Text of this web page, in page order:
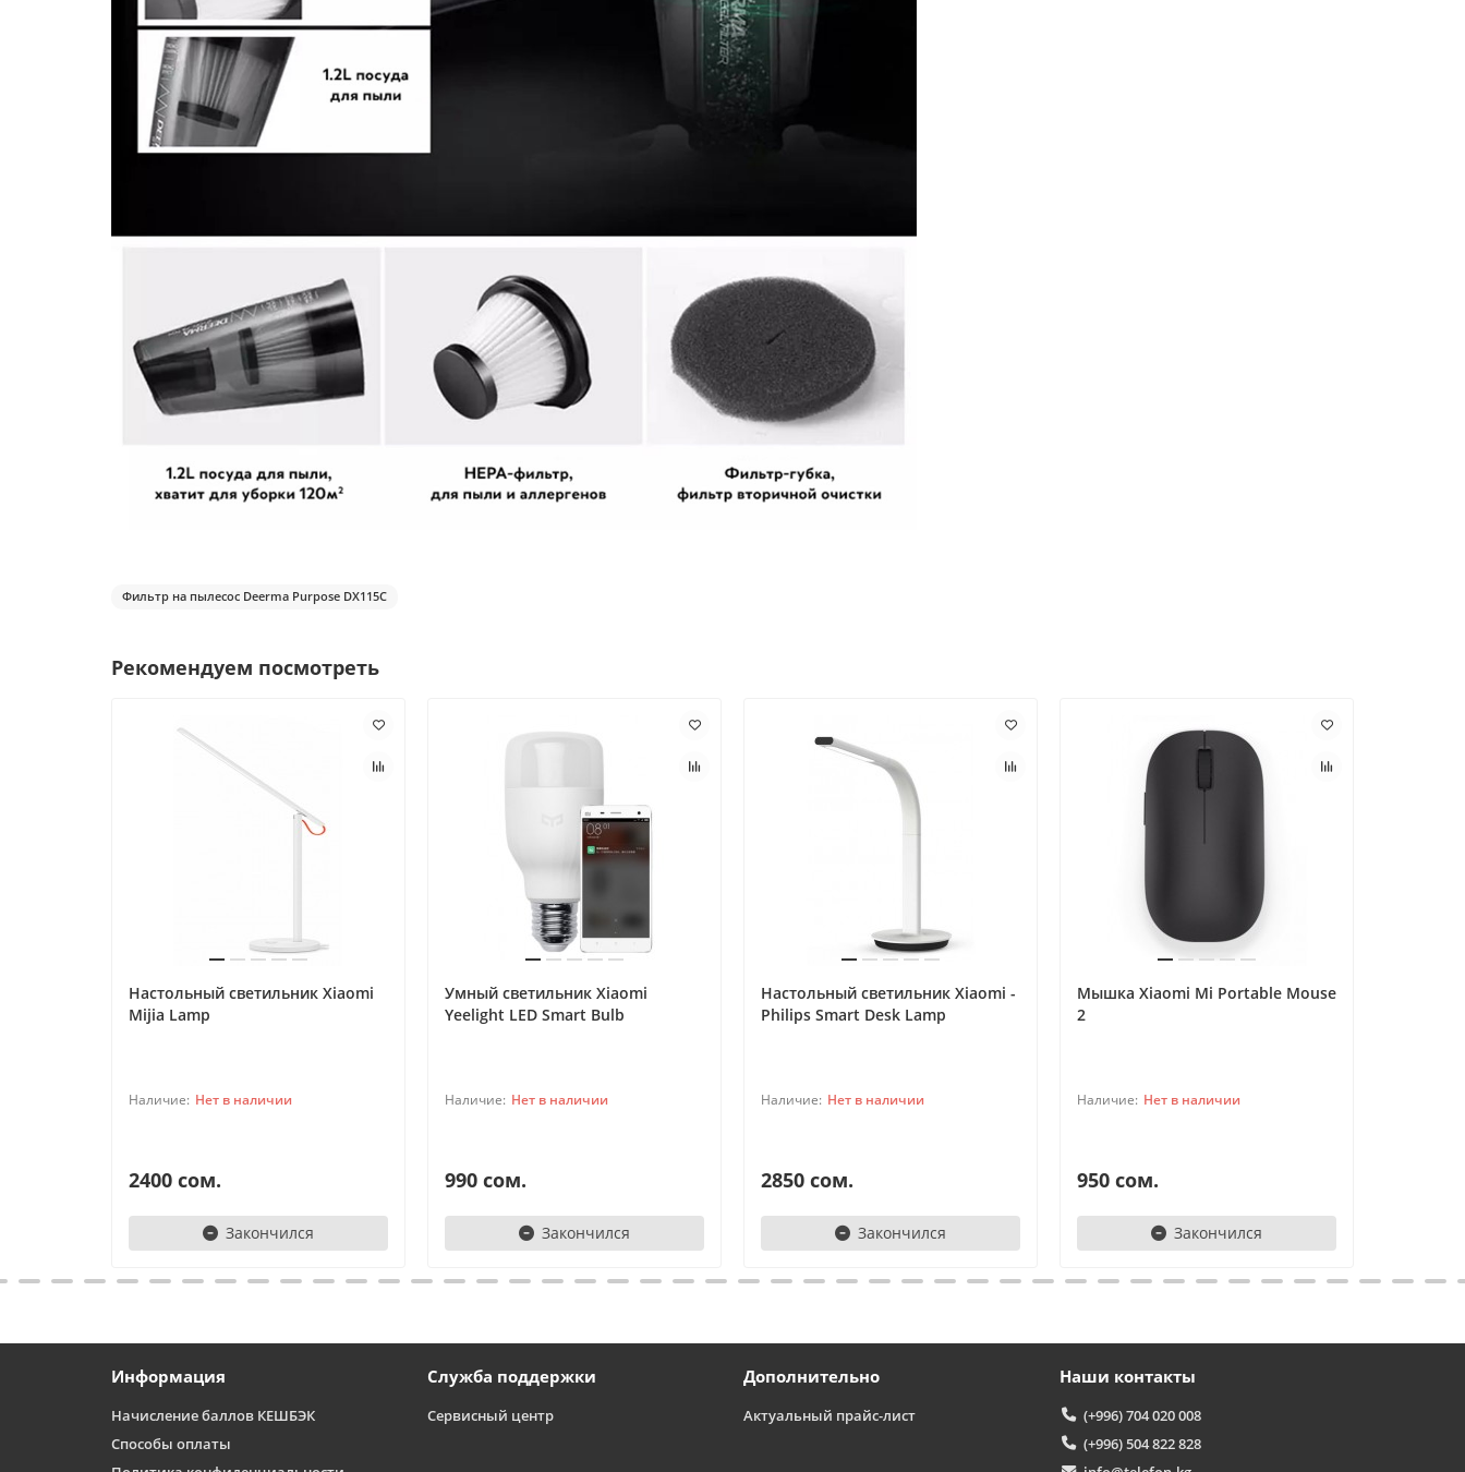
Фильтр на пылесос Deerma Purpose DX115C
Рекомендуем посмотреть
Настольный светильник Xiaomi
Mijia Lamp
Нет в наличии
2400 сом.
Закончился
Умный светильник Xiaomi
Yeelight LED Smart Bulb
Нет в наличии
990 сом.
Закончился
Настольный светильник Xiaomi -
Philips Smart Desk Lamp
Нет в наличии
2850 сом.
Закончился
Мышка Xiaomi Mi Portable Mouse
2
Нет в наличии
950 сом.
Закончился
Информация
Начисление баллов КЕШБЭК
Способы оплаты
Служба поддержки
Сервисный центр
Дополнительно
Актуальный прайс-лист
Наши контакты
(+996) 704 020 008
(+996) 504 822 828
Здравствуйте! 👋